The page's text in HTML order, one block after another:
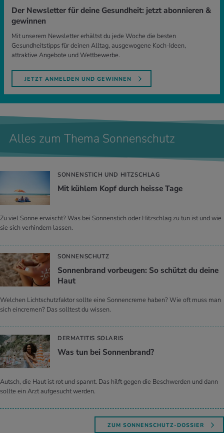
Der Newsletter für deine Gesundheit: jetzt abonnieren &
gewinnen
Mit unserem Newsletter erhältst du jede Woche die besten
Gesundheitstipps für deinen Alltag, ausgewogene Koch-Ideen,
attraktive Angebote und Wettbewerbe.
JETZT ANMELDEN UND GEWINNEN
Alles zum Thema Sonnenschutz
SONNENSTICH UND HITZSCHLAG
Mit küh­lem Kopf durch heis­se Tage
Zu viel Sonne erwischt? Was bei Sonnenstich oder Hitzschlag zu tun ist und wie
sie sich verhindern lassen.
SONNENSCHUTZ
Son­nen­brand vor­beu­gen: So schützt du deine
Haut
Welchen Lichtschutzfaktor sollte eine Sonnencreme haben? Wie oft muss man
sich eincremen? Das solltest du wissen.
DERMATITIS SOLARIS
Was tun bei Son­nen­brand?
Autsch, die Haut ist rot und spannt. Das hilft gegen die Beschwerden und dann
sollte ein Arzt aufgesucht werden.
ZUM SONNENSCHUTZ-DOSSIER